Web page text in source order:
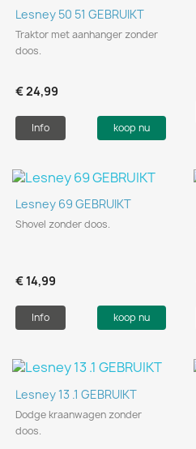
Lesney 50 51 GEBRUIKT
Traktor met aanhanger zonder
doos.
€ 24,99
Info koop nu
Lesney 69 GEBRUIKT
Shovel zonder doos.
€ 14,99
Info koop nu
Lesney 13 .1 GEBRUIKT
Dodge kraanwagen zonder
doos.